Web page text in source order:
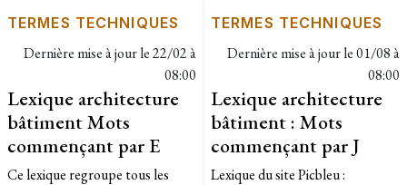
TERMES TECHNIQUES
Dernière mise à jour le22/02 à
08:00
Lexique architecture
bâtiment Mots
commençant par E
Ce lexique regroupe tous les
TERMES TECHNIQUES
Dernière mise à jour le01/08 à
08:00
Lexique architecture
bâtiment : Mots
commençant par J
Lexique du site Picbleu :